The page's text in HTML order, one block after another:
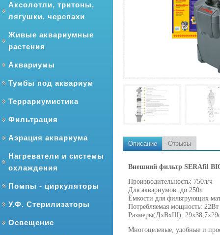
Аксолотли, тритоны,
лягушки, черепахи
Живые аквариумные
растения
Аквариумы
Тумбы под аквариум
Террариумистика
Фильтрация
Аэрация аквариума
Нагреватели и системы
охлаждения
Помпы - циркуляторы
У.Ф. Стерилизаторы
Освещение
Описание Отзывы
Внешний фильтр SERAfil
Производительность: 750л/ч
Для аквариумов: до 250л
Ёмкости для фильтрующих
Потребляемая мощность: 22Вт
Размеры(ДхВхШ):
Многоцелевые, удобные и